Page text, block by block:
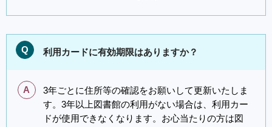
Q 利用カードに有効期限はありますか？
A
3年ごとに住所等の確認をお願いして更新いたしま
す。3年以上図書館の利用がない場合は、利用カー
ドが使用できなくなります。お心当たりの方は図